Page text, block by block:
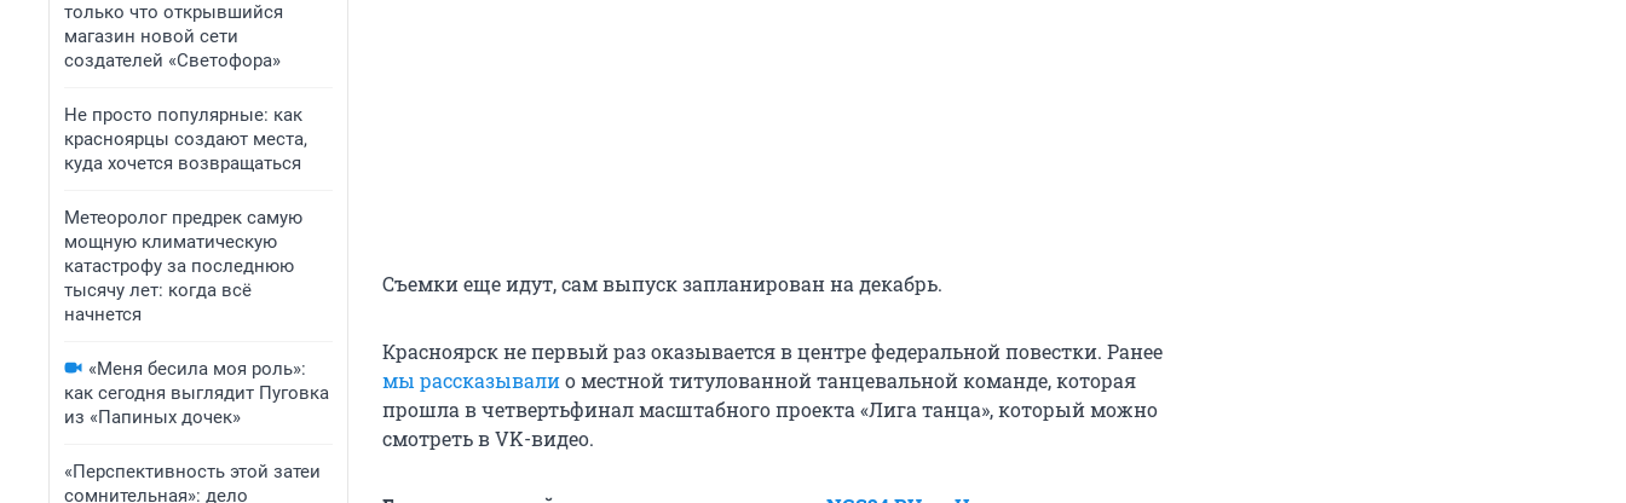
только что открывшийся
магазин новой сети
создателей «Светофора»
Не просто популярные: как
красноярцы создают места,
куда хочется возвращаться
Метеоролог предрек самую
мощную климатическую
катастрофу за последнюю
тысячу лет: когда всё
начнется
«Меня бесила моя роль»:
как сегодня выглядит Пуговка
из «Папиных дочек»
«Перспективность этой затеи
сомнительная»: дело
Съемки еще идут, сам выпуск запланирован на декабрь.
Красноярск не первый раз оказывается в центре федеральной повестки. Ранее
мы рассказывалио местной титулованной танцевальной команде, которая
прошла в четвертьфинал масштабного проекта «Лига танца», который можно
смотреть в VK-видео.